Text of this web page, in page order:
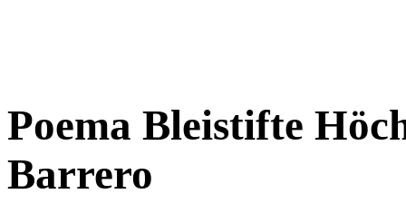
Poema Bleistifte
Barrero